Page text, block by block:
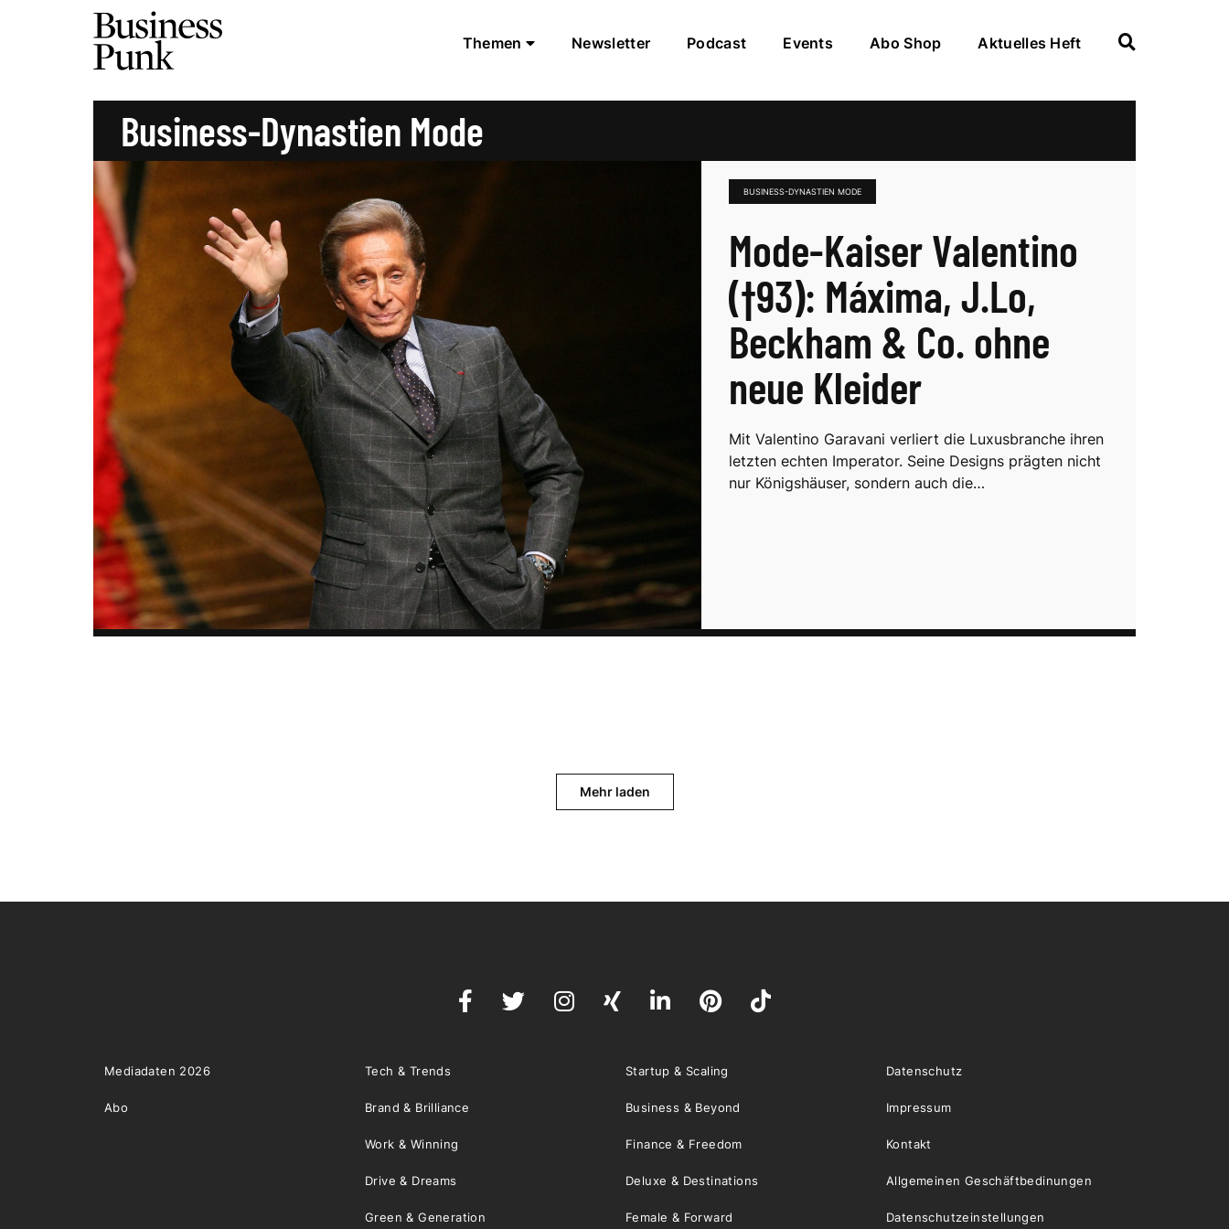
Themen Newsletter Podcast Events Abo Shop Aktuelles Heft
Business-Dynastien Mode
BUSINESS-DYNASTIEN MODE
Mode-Kaiser Valentino
(†93): Máxima, J.Lo,
Beckham & Co. ohne
neue Kleider
Mit Valentino Garavani verliert die Luxusbranche ihren
letzten echten Imperator. Seine Designs prägten nicht
nur Königshäuser, sondern auch die…
Mehr laden
Mediadaten 2026
Abo
Tech & Trends Startup & Scaling
Brand & Brilliance Business & Beyond
Work & Winning Finance & Freedom
Drive & Dreams Deluxe & Destinations
Green & Generation Female & Forward
Datenschutz
Impressum
Kontakt
Allgemeinen Geschäftbedinungen
Datenschutzeinstellungen